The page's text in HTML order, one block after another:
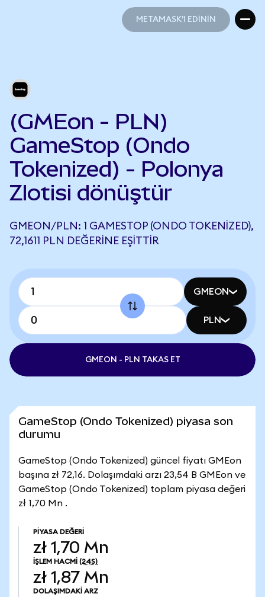
METAMASK'I EDİNİN
(GMEon - PLN)
GameStop (Ondo
Tokenized) - Polonya
Zlotisi dönüştür
GMEON/PLN: 1 GAMESTOP (ONDO TOKENIZED),
72,1611 PLN DEĞERINE EŞITTIR
GMEON
PLN
GMEON - PLN TAKAS ET
GameStop (Ondo Tokenized) piyasa son
durumu
GameStop (Ondo Tokenized) güncel fiyatı GMEon
başına zł 72,16. Dolaşımdaki arzı 23,54 B GMEon ve
GameStop (Ondo Tokenized) toplam piyasa değeri
zł 1,70 Mn .
PIYASA DEĞERI
zł 1,70 Mn
İŞLEM HACMI (24S)
zł 1,87 Mn
DOLAŞIMDAKI ARZ